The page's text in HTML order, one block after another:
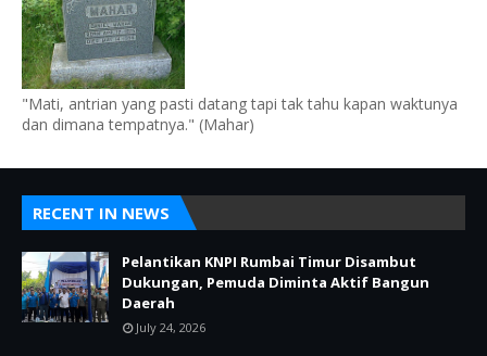
"Mati, antrian yang pasti datang tapi tak tahu kapan waktunya
dan dimana tempatnya." (Mahar)
RECENT IN NEWS
Pelantikan KNPI Rumbai Timur Disambut
Dukungan, Pemuda Diminta Aktif Bangun
Daerah
July 24, 2026